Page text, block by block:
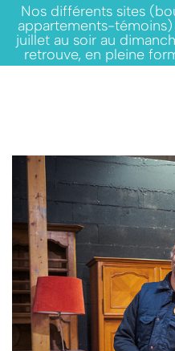
Nos différents sites
appartements-
juillet au soir au
retrouve, en pleine